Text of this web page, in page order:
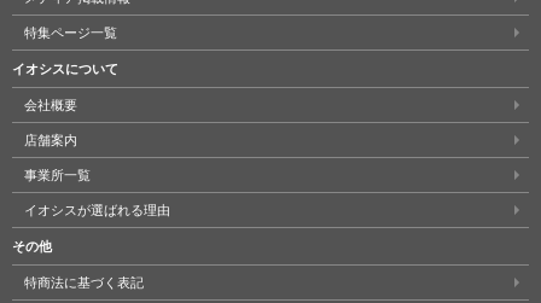
特集ページ一覧
イオシスについて
会社概要
店舗案内
事業所一覧
イオシスが選ばれる理由
その他
特商法に基づく表記